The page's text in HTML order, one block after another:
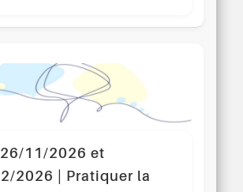
11/2026 et
2026 | Pratiquer la